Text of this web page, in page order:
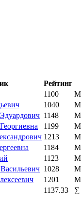
Рейтинг
1100
1040
1148
1199
1213
1184
1123
1028
1201
1137.33 ∑